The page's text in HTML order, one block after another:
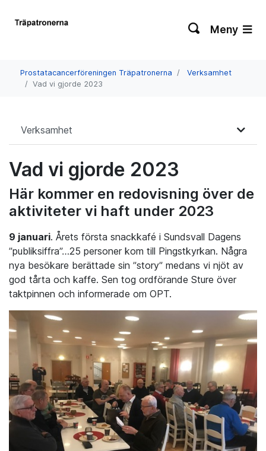
Meny
Prostatacancerföreningen Träpatronerna
Verksamhet
Vad vi gjorde 2023
Verksamhet
Vad vi gjorde 2023
Här kommer en redovisning över de
aktiviteter vi haft under 2023
9 januari. Årets första snackkafé i Sundsvall Dagens
”publiksiffra”…25 personer kom till Pingstkyrkan. Några
nya besökare berättade sin ”story” medans vi njöt av
god tårta och kaffe. Sen tog ordförande Sture över
taktpinnen och informerade om OPT.